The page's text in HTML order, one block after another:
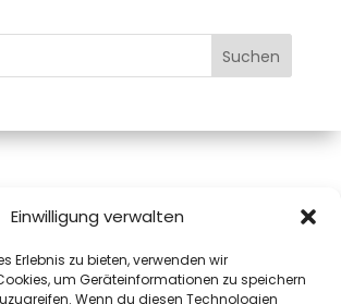
Einwilligung verwalten
Erlebnis zu bieten, verwenden wir
um Geräteinformationen zu speichern
Wenn du diesen Technologien